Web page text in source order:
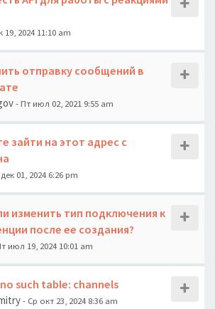
19, 2024 11:10 am
отправку сообщений в
- Пт июл 02, 2021 9:55 am
зайти на этот адрес с
01, 2024 6:26 pm
изменить тип подключения к
после ее создания?
июл 19, 2024 10:01 am
such table: channels
- Ср окт 23, 2024 8:36 am